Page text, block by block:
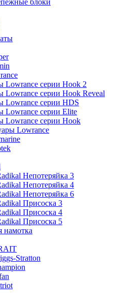
блоки
Lowrance серии Hook 2
Lowrance серии Hook Reveal
Lowrance серии HDS
Lowrance серии Elite
Lowrance серии Hook
Lowrance
Непотеряйка 3
Непотеряйка 4
Непотеряйка 6
Присоска 3
Присоска 4
Присоска 5
намотка
Stratton